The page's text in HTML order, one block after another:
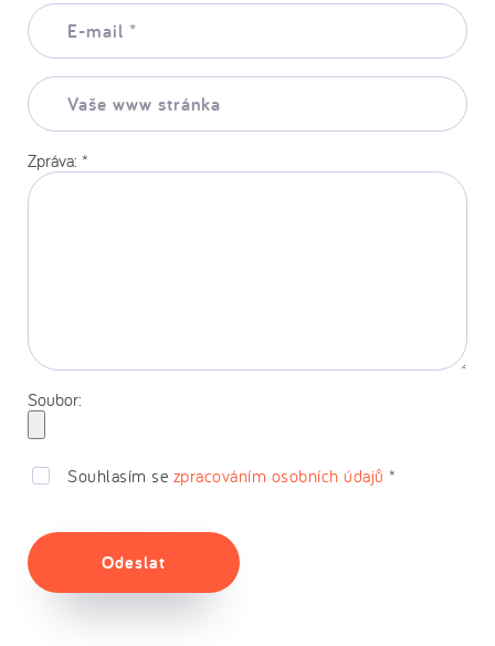
E-
mail:
Vaše
www
stránka:
Zpráva: *
Soubor:
Souhlasím se zpracováním osobních údajů *
Odeslat